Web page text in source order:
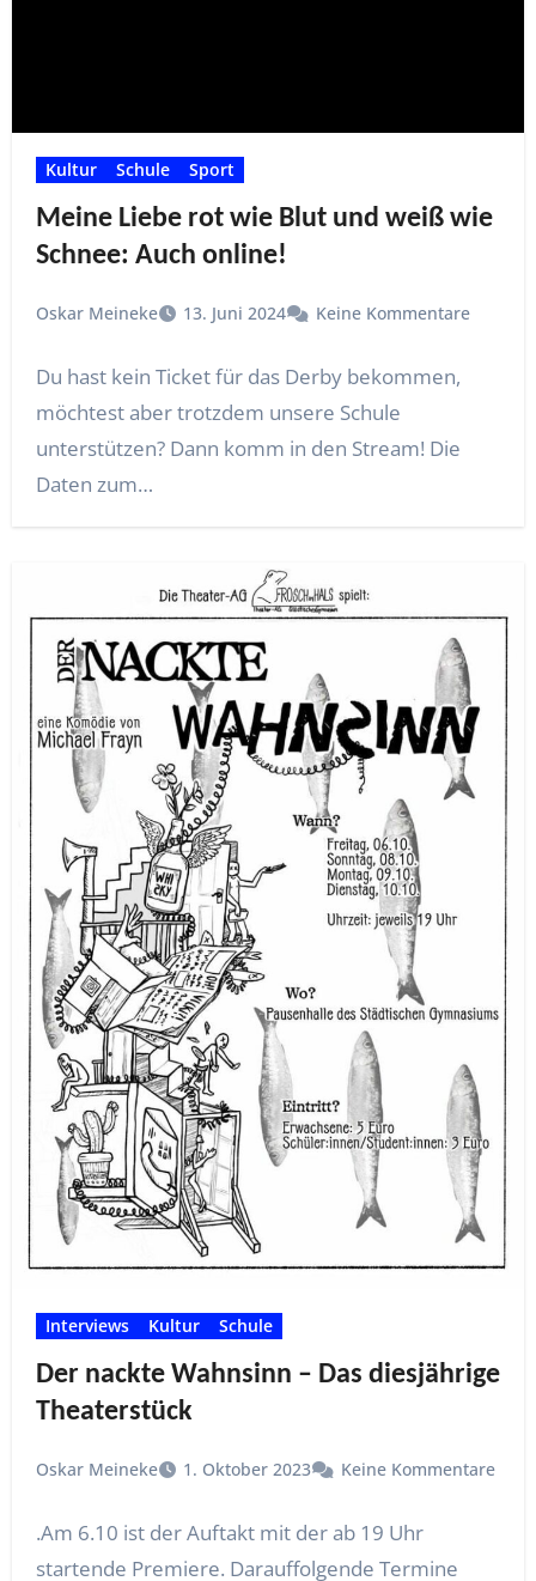
Kultur Schule Sport
Meine Liebe rot wie Blut und weiß wie
Schnee: Auch online!
Oskar Meineke 13. Juni 2024 Keine Kommentare
Du hast kein Ticket für das Derby bekommen,
möchtest aber trotzdem unsere Schule
unterstützen? Dann komm in den Stream! Die
Daten zum…
Interviews Kultur Schule
Der nackte Wahnsinn – Das diesjährige
Theaterstück
Oskar Meineke 1. Oktober 2023 Keine Kommentare
.Am 6.10 ist der Auftakt mit der ab 19 Uhr
startende Premiere. Darauffolgende Termine